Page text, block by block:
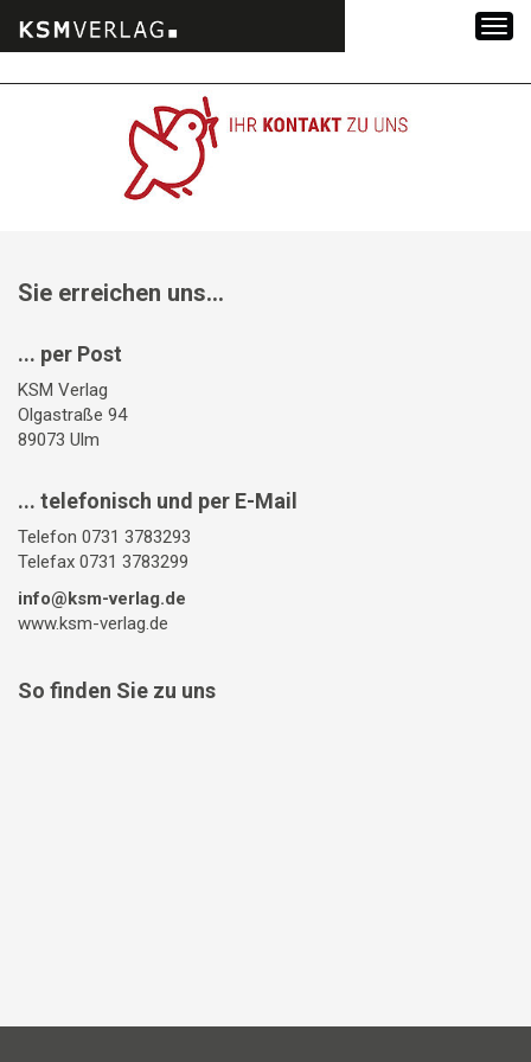
Sie erreichen uns...
... per Post
KSM Verlag
Olgastraße 94
89073 Ulm
... telefonisch und per E-Mail
Telefon 0731 3783293
Telefax 0731 3783299
info@ksm-verlag.de
www.ksm-verlag.de
So finden Sie zu uns